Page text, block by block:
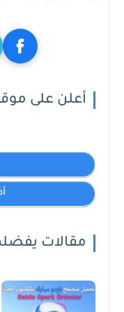
أعلن على
مقالات